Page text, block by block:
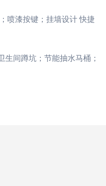
喷漆按键；挂墙设计 快捷
生间蹲坑；节能抽水马桶；